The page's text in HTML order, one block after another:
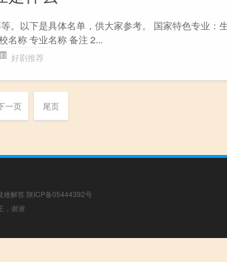
。以下是具体名单，供大家参考。 国家特色专业：
名称 专业名称 备注 2...
好剧推荐
一页 尾页
难解答 陕ICP备05444392号
，谢谢